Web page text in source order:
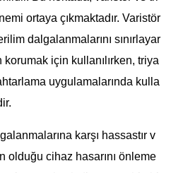
ortaya çıkmaktadır. Varistör
dalgalanmalarını sınırlayar
korumak için kullanılırken, triya
uygulamalarında kulla
karşı hassastır v
olduğu cihaz hasarını önleme